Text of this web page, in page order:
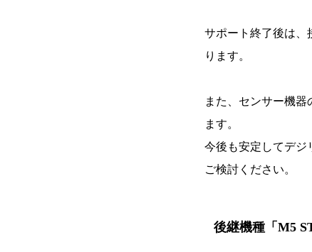
サポート終了後は、
ります。
また、センサー機
ます。
今後も安定してデジ
ご検討ください。
後継機種「M5